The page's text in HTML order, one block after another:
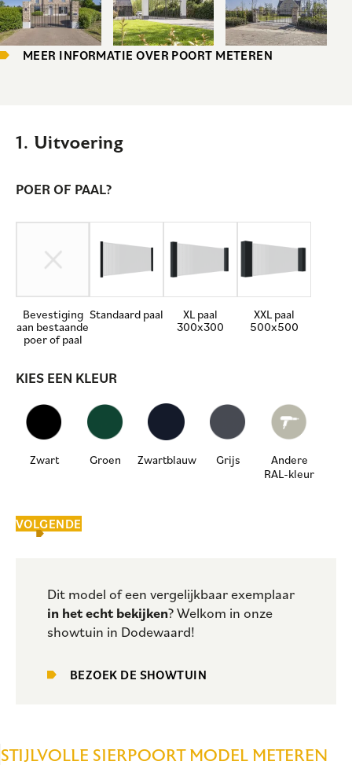
MEER INFORMATIE OVER POORT METEREN
1. Uitvoering
POER OF PAAL?
Bevestiging
aan bestaande
poer of paal
Standaard paal
XL paal
300x300
XXL paal
500x500
KIES EEN KLEUR
Zwart Groen Zwartblauw Grijs
Andere
RAL-kleur
VOLGENDE
Dit model of een vergelijkbaar exemplaar
in het echt bekijken? Welkom in onze
showtuin in Dodewaard!
BEZOEK DE SHOWTUIN
STIJLVOLLE SIERPOORT MODEL METEREN